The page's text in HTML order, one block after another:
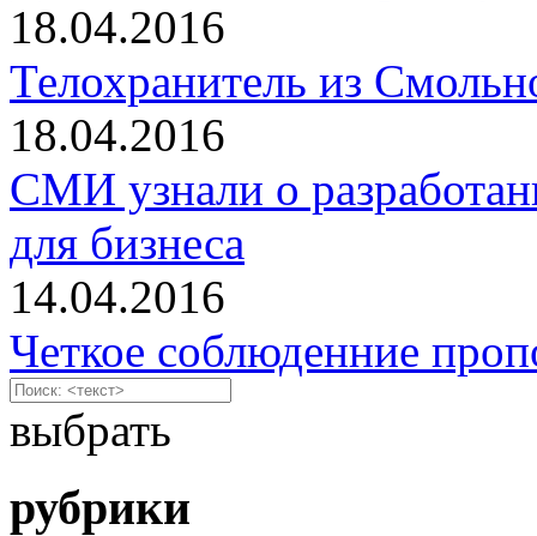
18.04.2016
Телохранитель из
18.04.2016
СМИ узнали о
для бизнеса
14.04.2016
Четкое соблюденние
выбрать
рубрики